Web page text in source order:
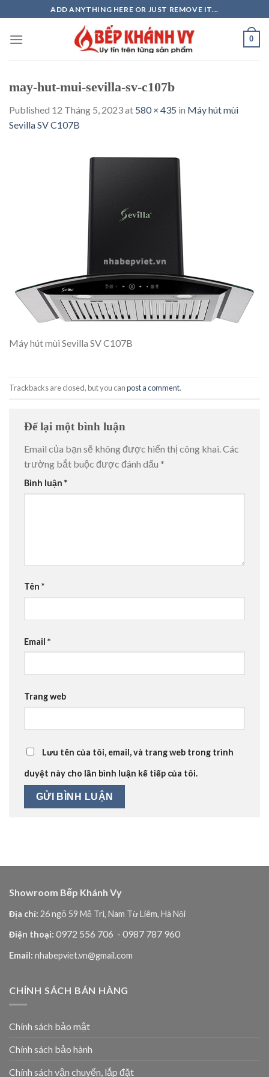
to
content
ADD ANYTHING HERE OR JUST REMOVE IT...
0
may-hut-mui-sevilla-sv-c107b
Published 12 Tháng 5, 2023at 580 × 435 in Máy hút mùi
Sevilla SV C107B
Máy hút mùi Sevilla SV C107B
Trackbacks are closed, but you canpost a comment.
Để lại một bình luận
Email của bạn sẽ không được hiển thị công khai.Các
trường bắt buộc được đánh dấu *
Bình luận *
Tên *
Email *
Trang web
Lưu tên của tôi, email, và trang web trong trình
duyệt này cho lần bình luận kế tiếp của tôi.
Showroom Bếp Khánh Vy
Địa chỉ: 26 ngõ 59 Mễ Trì, Nam Từ Liêm, Hà Nội
Điện thoại: 0972 556 706 - 0987 787 960
Email: nhabepviet.vn@gmail.com
CHÍNH SÁCH BÁN HÀNG
Chính sách bảo mật
Chính sách bảo hành
Chính sách vận chuyển, lắp đặt